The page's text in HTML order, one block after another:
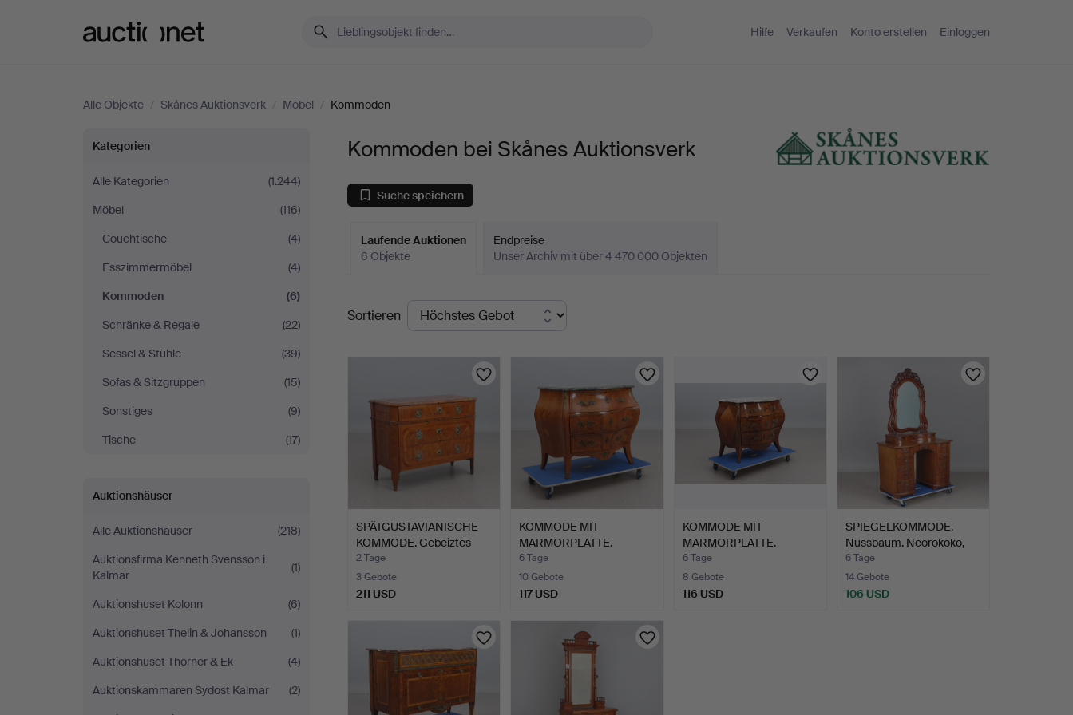
Hilfe Verkaufen Konto erstellen Einloggen
Alle Objekte / Skånes Auktionsverk / Möbel / Kommoden
Kommoden
bei
Skånes
Auktionsverk
Kategorien
Alle Kategorien
(1.244)
Möbel
(116)
Couchtische
(4)
Esszimmermöbel
(4)
Kommoden
(6)
Schränke & Regale
(22)
Sessel & Stühle
(39)
Sofas & Sitzgruppen
(15)
Sonstiges
(9)
Tische
(17)
Auktionshäuser
Alle Auktionshäuser
(218)
Auktionsfirma Kenneth Svensson i
Kalmar
(1)
Auktionshuset Kolonn
(6)
Auktionshuset Thelin & Johansson
(1)
Auktionshuset Thörner & Ek
(4)
Auktionskammaren Sydost Kalmar
(2)
Kommoden bei Skånes Auktionsverk
Suche speichern
Laufende Auktionen
6 Objekte
Endpreise
Unser Archiv mit über 4 470 000 Objekten
Laufende
Auktionen
Sortieren
SPÄTGUSTAVIANISCHE
KOMMODE. Gebeiztes
und …
2 Tage
3 Gebote
211 USD
KOMMODE MIT
MARMORPLATTE.
Mahagoni mit Mes…
6 Tage
10 Gebote
117 USD
KOMMODE MIT
MARMORPLATTE.
Mahagoni mit Mes…
6 Tage
8 Gebote
116 USD
SPIEGELKOMMODE.
Nussbaum. Neorokoko,
zweit…
6 Tage
14 Gebote
106 USD